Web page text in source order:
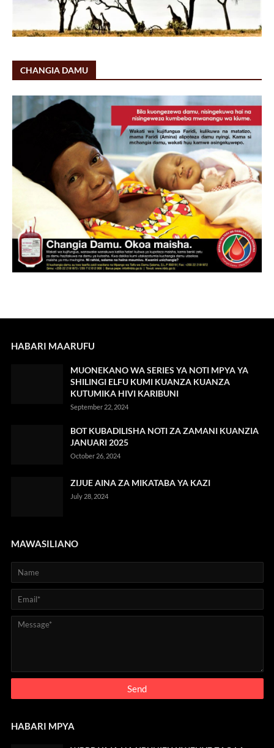
CHANGIA DAMU
HABARI MAARUFU
MUONEKANO WA SERIES YA NOTI MPYA YA
SHILINGI ELFU KUMI KUANZA KUANZA
KUTUMIKA HIVI KARIBUNI
September 22, 2024
BOT KUBADILISHA NOTI ZA ZAMANI KUANZIA
JANUARI 2025
October 26, 2024
ZIJUE AINA ZA MIKATABA YA KAZI
July 28, 2024
MAWASILIANO
HABARI MPYA